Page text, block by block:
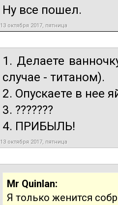
Ну все пошел.
13 октября 2017, пятница
1. Делаете
случае - титаном).
2. Опускаете в нее
3. ???????
4. ПРИБЫЛЬ!
13 октября 2017, пятница
Mr Quinlan:
Я только женится